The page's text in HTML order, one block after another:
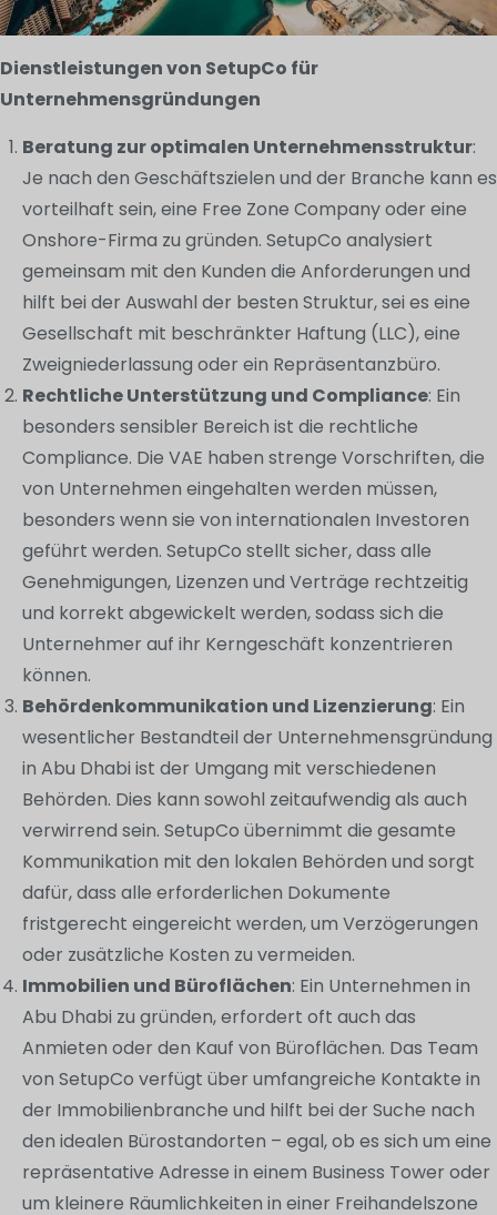
Dienstleistungen von SetupCo für
Unternehmensgründungen
Beratung zur optimalen Unternehmensstruktur:
Je nach den Geschäftszielen und der Branche kann es
vorteilhaft sein, eine Free Zone Company oder eine
Onshore-Firma zu gründen. SetupCo analysiert
gemeinsam mit den Kunden die Anforderungen und
hilft bei der Auswahl der besten Struktur, sei es eine
Gesellschaft mit beschränkter Haftung (LLC), eine
Zweigniederlassung oder ein Repräsentanzbüro.
Rechtliche Unterstützung und Compliance: Ein
besonders sensibler Bereich ist die rechtliche
Compliance. Die VAE haben strenge Vorschriften, die
von Unternehmen eingehalten werden müssen,
besonders wenn sie von internationalen Investoren
geführt werden. SetupCo stellt sicher, dass alle
Genehmigungen, Lizenzen und Verträge rechtzeitig
und korrekt abgewickelt werden, sodass sich die
Unternehmer auf ihr Kerngeschäft konzentrieren
können.
Behördenkommunikation und Lizenzierung: Ein
wesentlicher Bestandteil der Unternehmensgründung
in Abu Dhabi ist der Umgang mit verschiedenen
Behörden. Dies kann sowohl zeitaufwendig als auch
verwirrend sein. SetupCo übernimmt die gesamte
Kommunikation mit den lokalen Behörden und sorgt
dafür, dass alle erforderlichen Dokumente
fristgerecht eingereicht werden, um Verzögerungen
oder zusätzliche Kosten zu vermeiden.
Immobilien und Büroflächen: Ein Unternehmen in
Abu Dhabi zu gründen, erfordert oft auch das
Anmieten oder den Kauf von Büroflächen. Das Team
von SetupCo verfügt über umfangreiche Kontakte in
der Immobilienbranche und hilft bei der Suche nach
den idealen Bürostandorten – egal, ob es sich um eine
repräsentative Adresse in einem Business Tower oder
um kleinere Räumlichkeiten in einer Freihandelszone